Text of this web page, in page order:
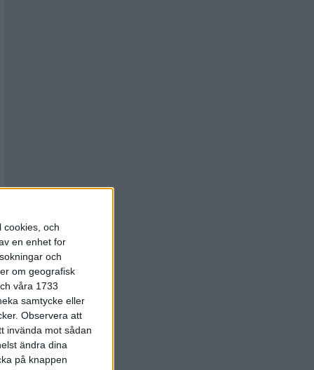
cookies, och
en enhet for
och
om geografisk
våra 1733
samtycke eller
Observera att
invända mot sådan
ändra dina
på knappen